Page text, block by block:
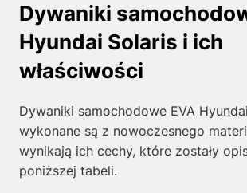
Dywaniki
Hyundai Solaris i ich
właściwości
Dywaniki samochodowe EVA
wykonane są z nowoczesnego
wynikają ich cechy, które zostały
poniższej tabeli.